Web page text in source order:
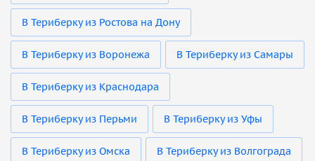
В Териберку из Ростова на Дону
В Териберку из Воронежа В Териберку из Самары
В Териберку из Краснодара
В Териберку из Перьми В Териберку из Уфы
В Териберку из Омска В Териберку из Волгограда